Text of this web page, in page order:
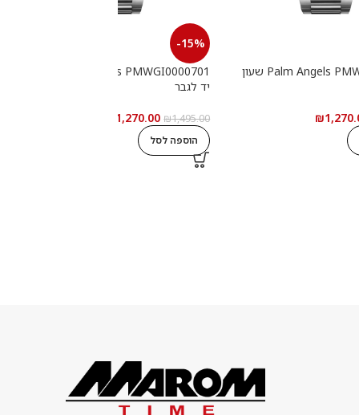
Palm Angels PMWGI0000702 שעון
₪
-15%
יד לגבר
₪1,495.00
1,270.00
הוספה לסל